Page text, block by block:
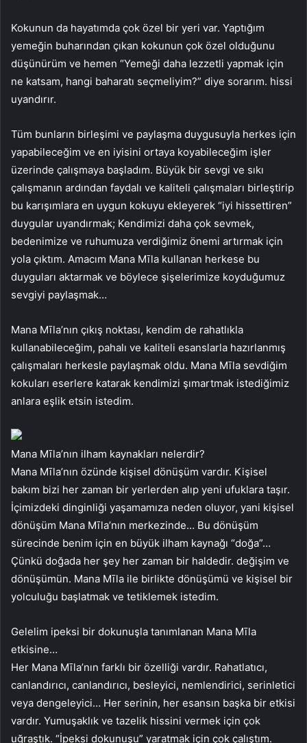
Kokunun da hayatımda çok özel bir yeri var. Yaptığım
yemeğin buharından çıkan kokunun çok özel olduğunu
düşünürüm ve hemen “Yemeği daha lezzetli yapmak için
ne katsam, hangi baharatı seçmeliyim?” diye sorarım. hissi
uyandırır.
Tüm bunların birleşimi ve paylaşma duygusuyla herkes için
yapabileceğim ve en iyisini ortaya koyabileceğim işler
üzerinde çalışmaya başladım. Büyük bir sevgi ve sıkı
çalışmanın ardından faydalı ve kaliteli çalışmaları birleştirip
bu karışımlara en uygun kokuyu ekleyerek “iyi hissettiren”
duygular uyandırmak; Kendimizi daha çok sevmek,
bedenimize ve ruhumuza verdiğimiz önemi artırmak için
yola çıktım. Amacım Mana Mīla kullanan herkese bu
duyguları aktarmak ve böylece şişelerimize koyduğumuz
sevgiyi paylaşmak…
Mana Mīla’nın çıkış noktası, kendim de rahatlıkla
kullanabileceğim, pahalı ve kaliteli esanslarla hazırlanmış
çalışmaları herkesle paylaşmak oldu. Mana Mīla sevdiğim
kokuları eserlere katarak kendimizi şımartmak istediğimiz
anlara eşlik etsin istedim.
Mana Mīla’nın ilham kaynakları nelerdir?
Mana Mīla’nın özünde kişisel dönüşüm vardır. Kişisel
bakım bizi her zaman bir yerlerden alıp yeni ufuklara taşır.
İçimizdeki dinginliği yaşamamıza neden oluyor, yani kişisel
dönüşüm Mana Mīla’nın merkezinde… Bu dönüşüm
sürecinde benim için en büyük ilham kaynağı “doğa”…
Çünkü doğada her şey her zaman bir haldedir. değişim ve
dönüşümün. Mana Mīla ile birlikte dönüşümü ve kişisel bir
yolculuğu başlatmak ve tetiklemek istedim.
Gelelim ipeksi bir dokunuşla tanımlanan Mana Mīla
etkisine…
Her Mana Mīla’nın farklı bir özelliği vardır. Rahatlatıcı,
canlandırıcı, canlandırıcı, besleyici, nemlendirici, serinletici
veya dengeleyici… Her serinin, her esansın başka bir etkisi
vardır. Yumuşaklık ve tazelik hissini vermek için çok
uğraştık. “İpeksi dokunuşu” yaratmak için çok çalıştım.